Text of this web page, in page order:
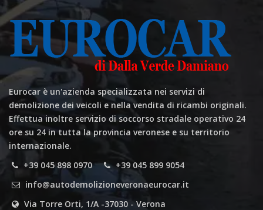
Eurocar è un'azienda specializzata nei servizi di
demolizione dei veicoli e nella vendita di ricambi originali.
Effettua inoltre servizio di soccorso stradale operativo 24
ore su 24 in tutta la provincia veronese e su territorio
internazionale.
+39 045 898 0970
+39 045 899 9054
info@autodemolizioneveronaeurocar.it
Via Torre Orti, 1/A -37030 - Verona